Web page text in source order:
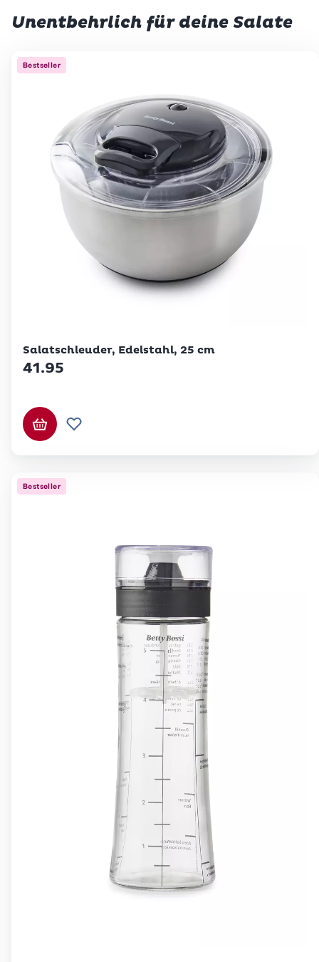
Unentbehrlich für deine Salate
Bestseller
Salatschleuder, Edelstahl, 25 cm
41.95
In den Warenkorb
Zur Wunschliste hinzufügen
Bestseller